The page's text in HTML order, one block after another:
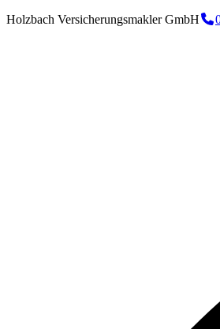
Holzbach Versicherungsmakler GmbH